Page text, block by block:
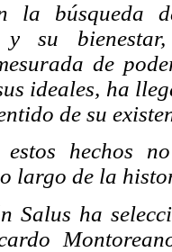
la búsqueda
y su
de
ideales, ha
de su
estos hechos
largo de la
Salus ha